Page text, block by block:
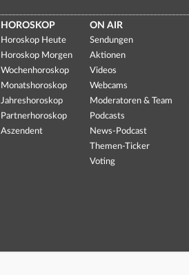
HOROSKOP
Horoskop Heute
Horoskop Morgen
Wochenhoroskop
Monatshoroskop
Jahreshoroskop
Partnerhoroskop
Aszendent
ON AIR
Sendungen
Aktionen
Videos
Webcams
Moderatoren & Team
Podcasts
News-Podcast
Themen-Ticker
Voting